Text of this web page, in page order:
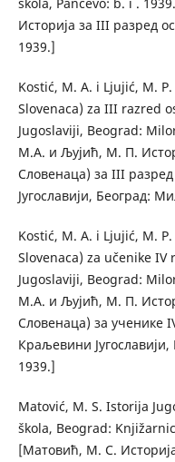
škola, Pančevo: b. i .
Историја за III разред
1939.]
Kostić, M. A. i Ljujić, M.
Slovenaca) za III razred
Jugoslaviji, Beograd:
М.А. и Љујић, М. П.
Словенаца) за III
Југославији, Београд:
Kostić, M. A. i Ljujić, M.
Slovenaca) za učenike
Jugoslaviji, Beograd:
М.А. и Љујић, М. П.
Словенаца) за ученике
Краљевини
1939.]
Matović, M. S. Istorija
škola, Beograd:
[Матовић, М. С.